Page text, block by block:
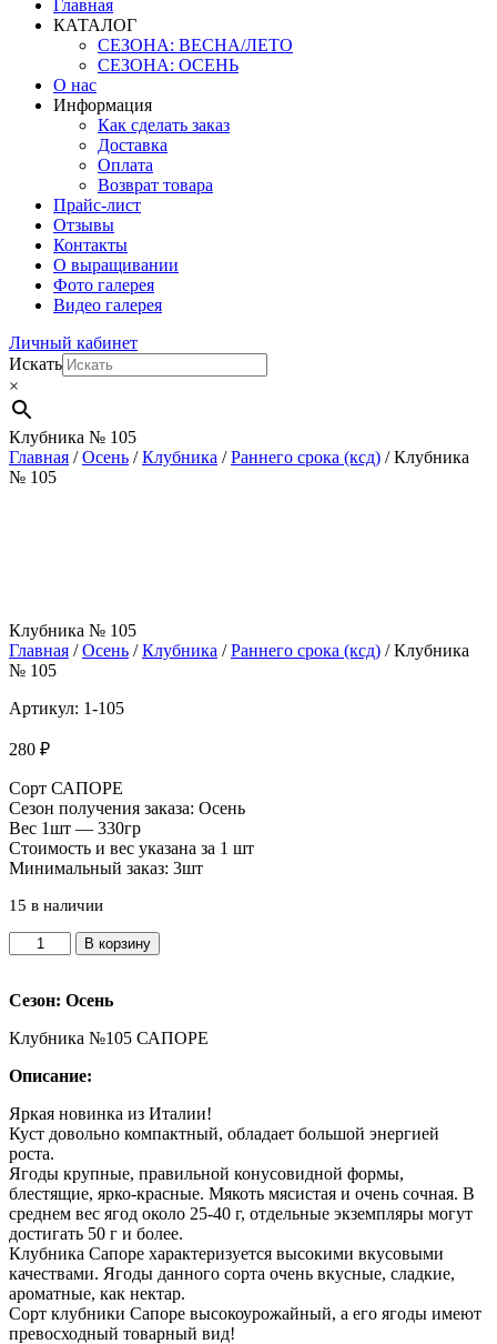
Главная
КАТАЛОГ
СЕЗОНА: ВЕСНА/ЛЕТО
СЕЗОНА: ОСЕНЬ
О нас
Информация
Как сделать заказ
Доставка
Оплата
Возврат товара
Прайс-лист
Отзывы
Контакты
О выращивании
Фото галерея
Видео галерея
Личный кабинет
Искать
×
Клубника № 105
Главная /Осень /Клубника /Раннего срока (ксд) / Клубника
№ 105
Клубника № 105
Главная /Осень /Клубника /Раннего срока (ксд) / Клубника
№ 105
Артикул: 1-105
280 ₽
Сорт САПОРЕ
Сезон получения заказа: Осень
Вес 1шт — 330гр
Стоимость и вес указана за 1 шт
Минимальный заказ: 3шт
15 в наличии
Количество
товара
№
В корзину
Сезон: Осень
Клубника №105 САПОРЕ
Описание:
Яркая новинка из Италии!
Куст довольно компактный, обладает большой энергией
роста.
Ягоды крупные, правильной конусовидной формы,
блестящие, ярко-красные. Мякоть мясистая и очень сочная. В
среднем вес ягод около 25-40 г, отдельные экземпляры могут
достигать 50 г и более.
Клубника Сапоре характеризуется высокими вкусовыми
качествами. Ягоды данного сорта очень вкусные, сладкие,
ароматные, как нектар.
Сорт клубники Сапоре высокоурожайный, а его ягоды имеют
превосходный товарный вид!